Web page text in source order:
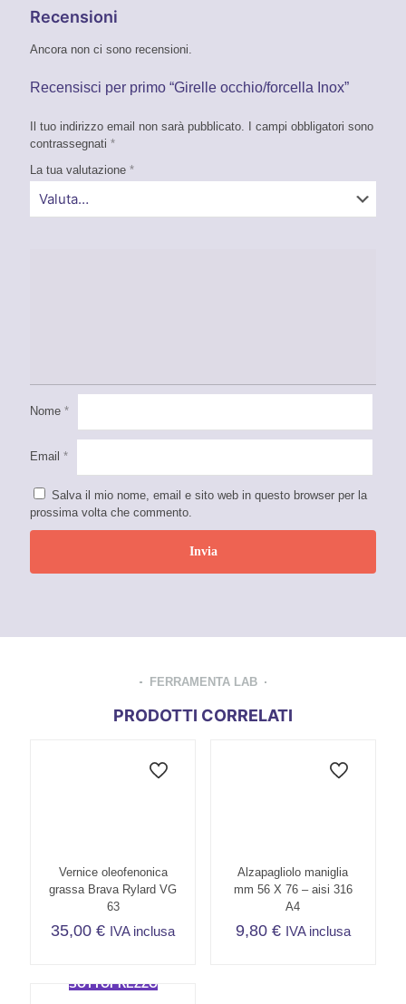
Recensioni
Ancora non ci sono recensioni.
Recensisci per primo “Girelle occhio/forcella Inox”
Il tuo indirizzo email non sarà pubblicato.
I campi obbligatori sono
contrassegnati *
La tua valutazione *
Nome *
Email *
Salva il mio nome, email e sito web in questo browser per la
prossima volta che commento.
FERRAMENTA LAB
PRODOTTI CORRELATI
Vernice oleofenonica
grassa Brava Rylard VG
63
35,00€ IVA inclusa
Alzapagliolo maniglia
mm 56 X 76 – aisi 316
A4
9,80 € IVA inclusa
SOTTOPREZZO